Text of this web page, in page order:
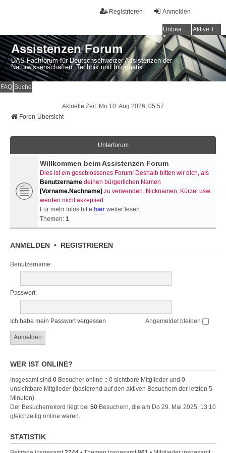
Anmelden
Registrieren
Unbeantwortete Themen Aktive Themen
Assistenzen Forum
DAS Fachforum für Deutschschweizer Assistenzen der
Naturwissenschaften, Technik und Informatik
FAQ Suche
Aktuelle Zeit: Mo 10. Aug 2026, 05:57
Foren-Übersicht
Unterforum
Willkommen beim Assistenzen Forum
Dies ist ein geschlossenes Forum! Deshalb bitten wir dich, als
Benutzername deinen bürgerlichen Namen
[Vorname.Nachname] zu verwenden. Nicknamen, Kürzel usw.
werden nicht akzeptiert.
Für mehr Infos bitte hier weiter lesen.
Themen: 1
ANMELDEN • REGISTRIEREN
Benutzername:
Passwort:
Ich habe mein Passwort vergessen Angemeldet bleiben
WER IST ONLINE?
Insgesamt sind 0 Besucher online :: 0 sichtbare Mitglieder und 0
unsichtbare Mitglieder (basierend auf den aktiven Besuchern der letzten 5
Minuten)
Der Besucherrekord liegt bei 50 Besuchern, die am Do 29. Mai 2025, 13:10
gleichzeitig online waren.
STATISTIK